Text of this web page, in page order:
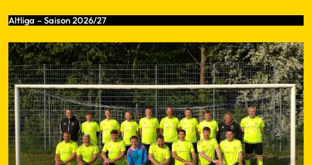
Altliga – Saison 2026/27